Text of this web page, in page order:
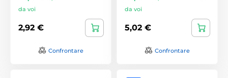
da voi
2,92 €
Confrontare
da voi
5,02 €
Confrontare